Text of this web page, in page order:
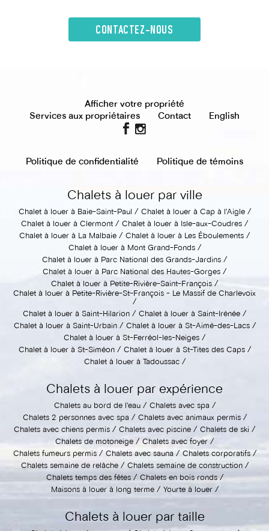
CONTACTEZ-NOUS
Afficher votre propriété
Services aux propriétaires
Contact English
Politique de confidentialité Politique de témoins
Chalets à louer par ville
Chalet à louer à Baie-Saint-Paul
Chalet à louer à Cap à l'Aigle
Chalet à louer à Clermont
Chalet à louer à Isle-aux-Coudres
Chalet à louer à La Malbaie
Chalet à louer à Les Éboulements
Chalet à louer à Mont Grand-Fonds
Chalet à louer à Parc National des Grands-Jardins
Chalet à louer à Parc National des Hautes-Gorges
Chalet à louer à Petite-Rivière-Saint-François
Chalet à louer à Petite-Rivière-St-François - Le Massif de Charlevoix
Chalet à louer à Saint-Hilarion
Chalet à louer à Saint-Irénée
Chalet à louer à Saint-Urbain
Chalet à louer à St-Aimé-des-Lacs
Chalet à louer à St-Ferréol-les-Neiges
Chalet à louer à St-Siméon
Chalet à louer à St-Tites des Caps
Chalet à louer à Tadoussac
Chalets à louer par expérience
Chalets au bord de l'eau
Chalets avec spa
Chalets 2 personnes avec spa
Chalets avec animaux permis
Chalets avec chiens permis
Chalets avec piscine
Chalets de ski
Chalets de motoneige
Chalets avec foyer
Chalets fumeurs permis
Chalets avec sauna
Chalets corporatifs
Chalets semaine de relâche
Chalets semaine de construction
Chalets temps des fêtes
Chalets en bois ronds
Maisons à louer à long terme
Yourte à louer
Chalets à louer par taille